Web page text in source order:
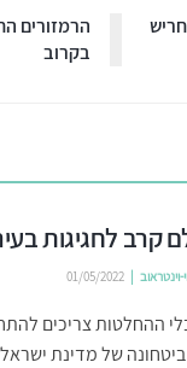
הרמזורים
בקרוב
קרב לחגיגות
וינטראוב 01/05/2022
ההחלטות צריכים
של מדינת